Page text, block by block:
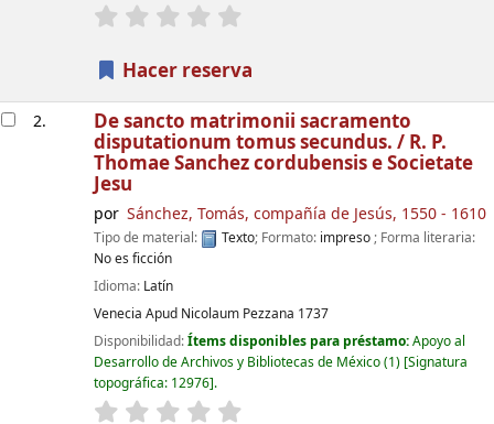
valoración
Hacer reserva
2. De sancto matrimonii sacramento
disputationum tomus secundus. / R. P.
Thomae Sanchez cordubensis e Societate
Jesu
por Sánchez, Tomás, compañía de Jesús, 1550 - 1610
Tipo de material: Texto; Formato: impreso; Forma literaria:
No es ficción
Idioma: Latín
Venecia Apud Nicolaum Pezzana 1737
Disponibilidad:Ítems disponibles para préstamo:Apoyo al
Desarrollo de Archivos y Bibliotecas de México(1) Signatura
topográfica: 12976 .
valoración